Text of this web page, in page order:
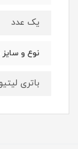
یک عدد
نوع و سایز
باتری